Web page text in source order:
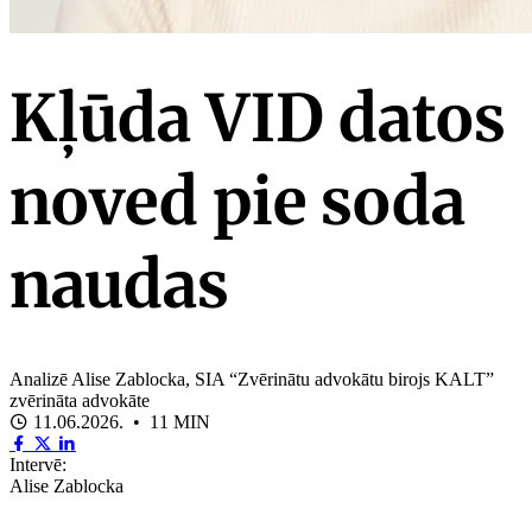
Kļūda VID datos
noved pie soda
naudas
Analizē Alise Zablocka, SIA “Zvērinātu advokātu birojs KALT”
zvērināta advokāte
11.06.2026. • 11 MIN
Intervē:
Alise Zablocka